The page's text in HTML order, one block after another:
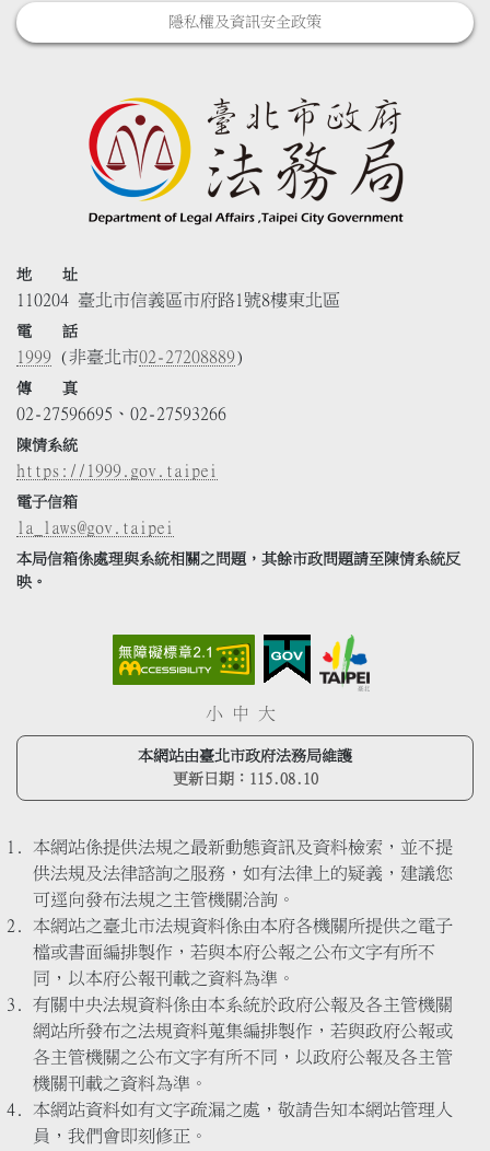
隱私權及資訊安全政策
地 址
110204 臺北市信義區市府路1號8樓東北區
電 話
1999 (非臺北市02-27208889)
傳 真
02-27596695、02-27593266
陳情系統
https://1999.gov.taipei
電子信箱
la_laws@gov.taipei
本局信箱係處理與系統相關之問題，其餘市政問題請至陳情系統反
映。
小 中 大
本網站由臺北市政府法務局維護
更新日期： 115.08.10
本網站係提供法規之最新動態資訊及資料檢索，並不提
供法規及法律諮詢之服務，如有法律上的疑義，建議您
可逕向發布法規之主管機關洽詢。
本網站之臺北市法規資料係由本府各機關所提供之電子
檔或書面編排製作，若與本府公報之公布文字有所不
同，以本府公報刊載之資料為準。
有關中央法規資料係由本系統於政府公報及各主管機關
網站所發布之法規資料蒐集編排製作，若與政府公報或
各主管機關之公布文字有所不同，以政府公報及各主管
機關刊載之資料為準。
本網站資料如有文字疏漏之處，敬請告知本網站管理人
員，我們會即刻修正。